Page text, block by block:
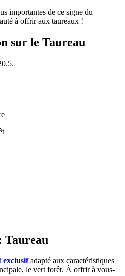
importantes de ce signe du
à offrir aux taureaux !
sur le Taureau
Taureau
exclusifadapté aux caractéristiques
le vert forêt. À offrir à vous-